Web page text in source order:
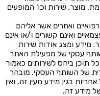
מוצר, שירות וכו' המופעים
רפואיים ואחרים אשר אליהם
ואינם קשורים ו/או אינם
מידע ומצג אודות שירות
עסקי של מפעילת האתר
תוכן ביחס לשירותים כאמור
של השותף העסקי. מובהר
בגין מידע מעין זה, ואין
מידע זה.